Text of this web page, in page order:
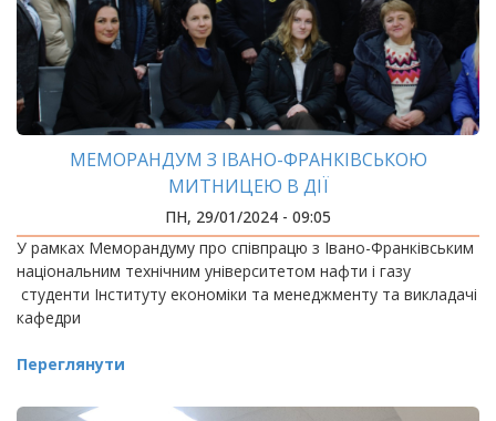
МЕМОРАНДУМ З ІВАНО-ФРАНКІВСЬКОЮ
МИТНИЦЕЮ В ДІЇ
ПН, 29/01/2024 - 09:05
У рамках Меморандуму про співпрацю з Івано-Франківським
національним технічним університетом нафти і газу
студенти Інституту економіки та менеджменту та викладачі
кафедри
Переглянути